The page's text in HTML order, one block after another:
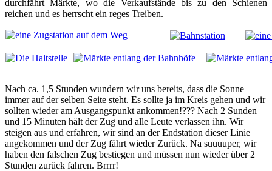
durchfährt Märkte, wo die Verkaufstände bis zu den Schienen
reichen und es herrscht ein reges Treiben.
Nach ca. 1,5 Stunden wundern wir uns bereits, dass die Sonne
immer auf der selben Seite steht. Es sollte ja im Kreis gehen und wir
sollten wieder am Ausgangspunkt ankommen!??? Nach 2 Sunden
und 15 Minuten hält der Zug und alle Leute verlassen ihn. Wir
steigen aus und erfahren, wir sind an der Endstation dieser Linie
angekommen und der Zug fährt wieder Zurück. Na suuuuper, wir
haben den falschen Zug bestiegen und müssen nun wieder über 2
Stunden zurück fahren. Brrrr!